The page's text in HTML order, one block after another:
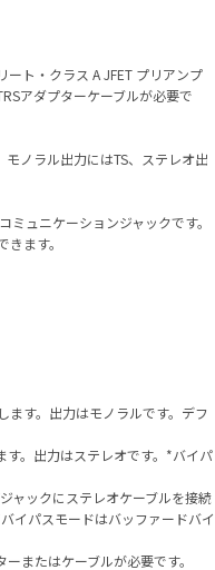
ト・クラス A JFET プリアンプ
アダプターケーブルが必要で
ノラル出力にはTS、ステレオ出
ュニケーションジャックです。
ます。
ます。出力はモノラルです。デフ
す。出力はステレオです。*バイパ
ャックにステレオケーブルを接続
イパスモードはバッファードバイ
またはケーブルが必要です。